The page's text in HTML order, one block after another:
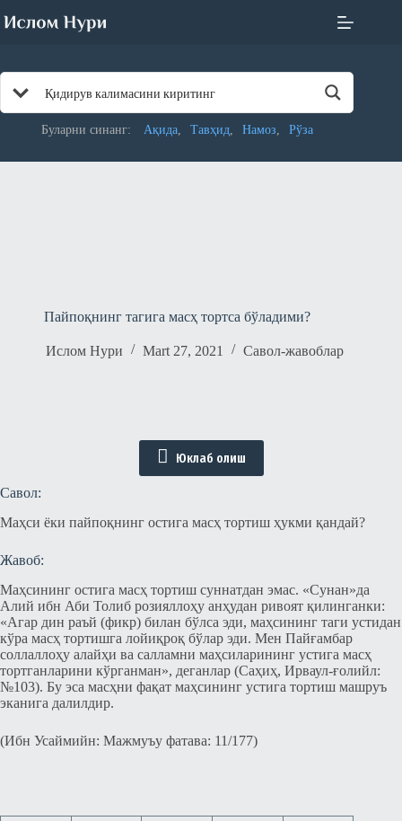
to
Буларни синанг: Ақида Тавҳид Намоз Рўза
Пайпоқнинг тагига масҳ тортса бўладими?
Ислом Нури Mart 27, 2021 Савол-жавоблар
Юклаб олиш
Савол:
Маҳси ёки пайпоқнинг остига масҳ тортиш ҳукми қандай?
Жавоб:
Маҳсининг остига масҳ тортиш суннатдан эмас. «Сунан»да
Алий ибн Аби Толиб розияллоҳу анҳудан ривоят қилинганки:
«Агар дин раъй (фикр) билан бўлса эди, маҳсининг таги устидан
кўра масҳ тортишга лойиқроқ бўлар эди. Мен Пайғамбар
соллаллоҳу алайҳи ва салламни маҳсиларининг устига масҳ
тортганларини кўрганман», деганлар (Саҳиҳ, Ирваул-ғолийл:
№103). Бу эса масҳни фақат маҳсининг устига тортиш машруъ
эканига далилдир.
(Ибн Усаймийн: Мажмуъу фатава: 11/177)